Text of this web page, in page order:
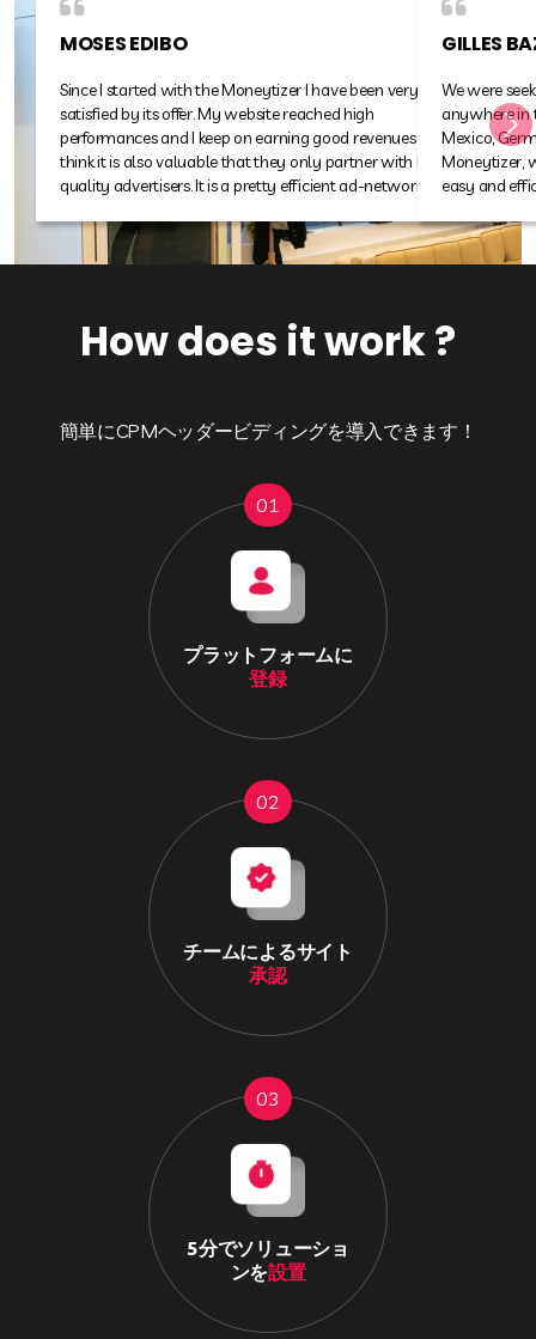
GILLES BAZAN
PUBLISHER AT
HELLOKIDS.COM
We were seeking a way to monetize our audience
anywhere in the world, from the United-States to
Mexico, Germany or elsewhere… Thanks to the
Moneytizer, we earn revenues in all these countries in an
easy and efficient way without any complications.
How does it work ?
簡単にCPMヘッダービディングを導入できます！
01
プラットフォームに
登録
02
チームによるサイト
承認
03
5分でソリューショ
ンを設置